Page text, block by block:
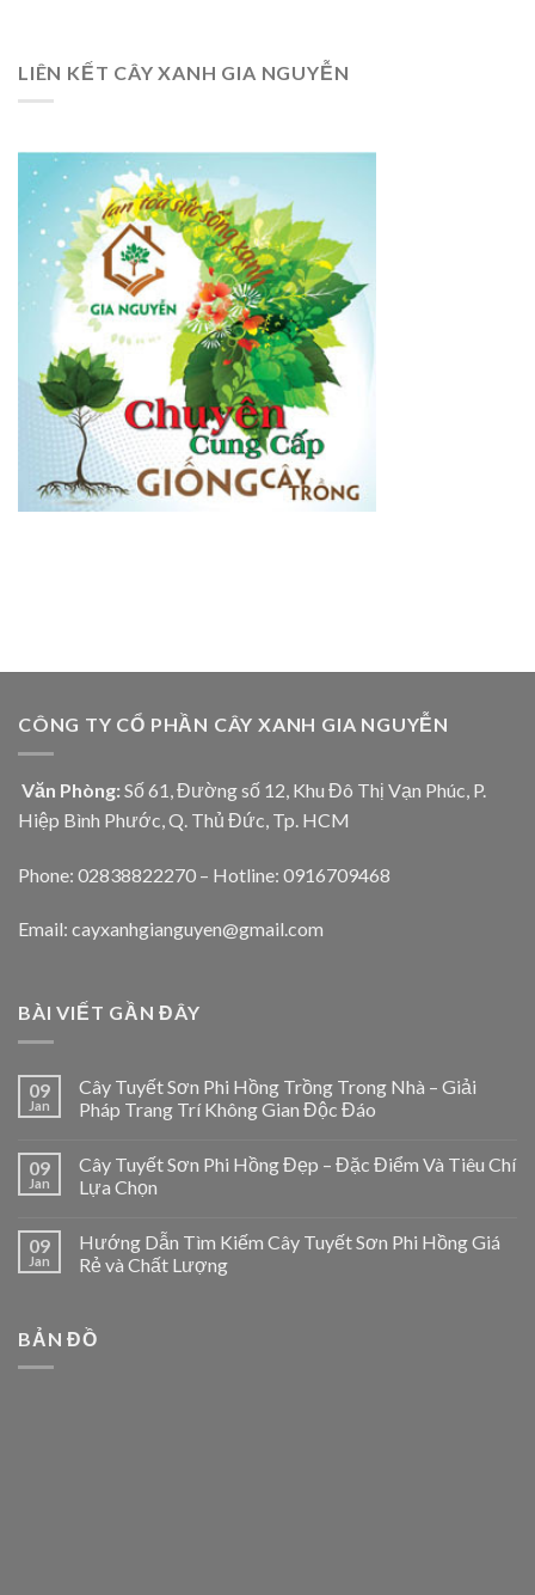
LIÊN KẾT CÂY XANH GIA NGUYỄN
CÔNG TY CỔ PHẦN CÂY XANH GIA NGUYỄN
Văn Phòng: Số 61, Đường số 12, Khu Đô Thị Vạn Phúc, P.
Hiệp Bình Phước, Q. Thủ Đức, Tp. HCM
Phone: 02838822270 – Hotline: 0916709468
Email: cayxanhgianguyen@gmail.com
BÀI VIẾT GẦN ĐÂY
09
Jan
Cây Tuyết Sơn Phi Hồng Trồng Trong Nhà – Giải
Pháp Trang Trí Không Gian Độc Đáo
09
Jan
Cây Tuyết Sơn Phi Hồng Đẹp – Đặc Điểm Và Tiêu Chí
Lựa Chọn
09
Jan
Hướng Dẫn Tìm Kiếm Cây Tuyết Sơn Phi Hồng Giá
Rẻ và Chất Lượng
BẢN ĐỒ